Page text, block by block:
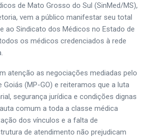
de Mato Grosso do Sul (SinMed/MS),
vem a público manifestar seu total
ao Sindicato dos Médicos no Estado de
os médicos credenciados à rede
atenção as negociações mediadas pelo
Goiás (MP-GO) e reiteramos que a luta
segurança jurídica e condições dignas
comum a toda a classe médica
dos vínculos e a falta de
de atendimento não prejudicam